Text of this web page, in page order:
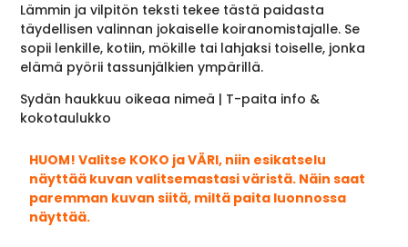
Lämmin ja vilpitön teksti tekee tästä paidasta
täydellisen valinnan jokaiselle koiranomistajalle. Se
sopii lenkille, kotiin, mökille tai lahjaksi toiselle, jonka
elämä pyörii tassunjälkien ympärillä.
Sydän haukkuu oikeaa nimeä | T-paita info &
kokotaulukko
HUOM! Valitse KOKO ja VÄRI, niin esikatselu
näyttää kuvan valitsemastasi väristä. Näin saat
paremman kuvan siitä, miltä paita luonnossa
näyttää.